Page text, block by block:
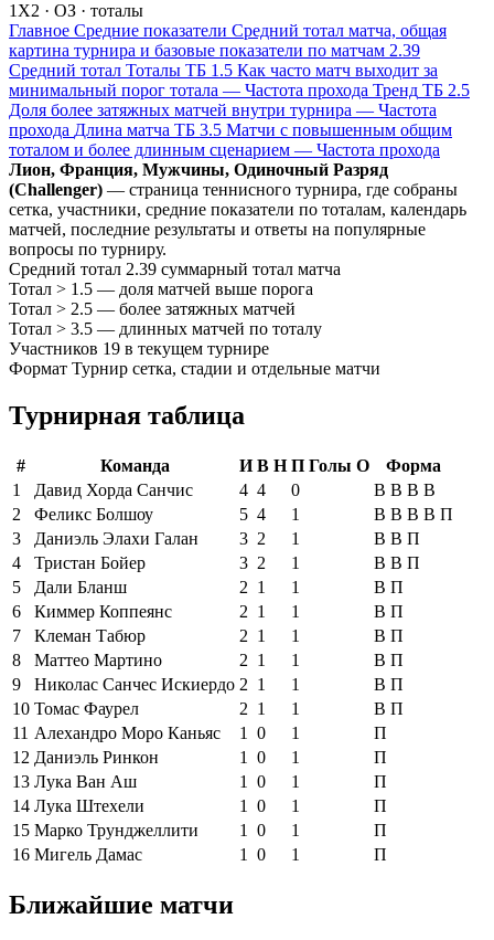
1X2 · ОЗ · тоталы
Главное Средние показатели Средний тотал матча, общая
картина турнира и базовые показатели по матчам 2.39
Средний тотал Тоталы ТБ 1.5 Как часто матч выходит за
минимальный порог тотала — Частота прохода Тренд ТБ 2.5
Доля более затяжных матчей внутри турнира — Частота
прохода Длина матча ТБ 3.5 Матчи с повышенным общим
тоталом и более длинным сценарием — Частота прохода
Лион, Франция, Мужчины, Одиночный Разряд
(Challenger) — страница теннисного турнира, где собраны
сетка, участники, средние показатели по тоталам, календарь
матчей, последние результаты и ответы на популярные
вопросы по турниру.
Средний тотал 2.39 суммарный тотал матча
Тотал > 1.5 — доля матчей выше порога
Тотал > 2.5 — более затяжных матчей
Тотал > 3.5 — длинных матчей по тоталу
Участников 19 в текущем турнире
Формат Турнир сетка, стадии и отдельные матчи
Турнирная таблица
# Команда И В Н П Голы О
Форма
1
Давид Хорда Санчис 4 4 0 В В В В
2
Феликс Болшоу 5 4 1 В В В В П
3
Даниэль Элахи Галан 3 2 1 В В П
4
Тристан Бойер 3 2 1 В В П
5
Дали Бланш 2 1 1 В П
6
Киммер Коппеянс 2 1 1 В П
7
Клеман Табюр 2 1 1 В П
8
Маттео Мартино 2 1 1 В П
9
Николас Санчес Искиердо 2 1 1 В П
10 Томас Фаурел 2 1 1 В П
11 Алехандро Моро Каньяс 1 0 1
П
12 Даниэль Ринкон 1 0 1
П
13 Лука Ван Аш 1 0 1
П
14 Лука Штехели 1 0 1
П
15 Марко Трунджеллити 1 0 1
П
16 Мигель Дамас 1 0 1 П
Ближайшие матчи